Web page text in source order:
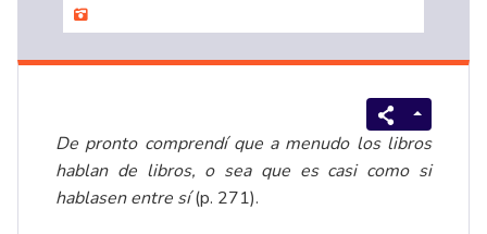
De pronto comprendí que a menudo los libros
hablan de libros, o sea que es casi como si
hablasen entre sí(p. 271).